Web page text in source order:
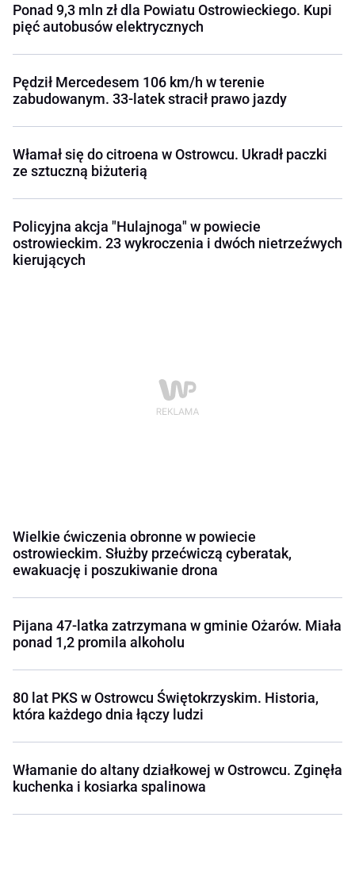
Ponad 9,3 mln zł dla Powiatu Ostrowieckiego. Kupi
pięć autobusów elektrycznych
Pędził Mercedesem 106 km/h w terenie
zabudowanym. 33-latek stracił prawo jazdy
Włamał się do citroena w Ostrowcu. Ukradł paczki
ze sztuczną biżuterią
Policyjna akcja "Hulajnoga" w powiecie
ostrowieckim. 23 wykroczenia i dwóch nietrzeźwych
kierujących
Wielkie ćwiczenia obronne w powiecie
ostrowieckim. Służby przećwiczą cyberatak,
ewakuację i poszukiwanie drona
Pijana 47-latka zatrzymana w gminie Ożarów. Miała
ponad 1,2 promila alkoholu
80 lat PKS w Ostrowcu Świętokrzyskim. Historia,
która każdego dnia łączy ludzi
Włamanie do altany działkowej w Ostrowcu. Zginęła
kuchenka i kosiarka spalinowa